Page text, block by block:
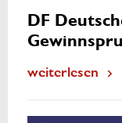
DF
weiterlesen